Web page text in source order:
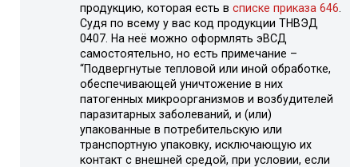
продукцию, которая есть в списке приказа 646
Судя по всему у вас код продукции ТНВЭД
0407. На неё можно оформлять эВСД
самостоятельно, но есть примечание –
“Подвергнутые тепловой или иной обработке,
обеспечивающей уничтожение в них
патогенных микроорганизмов и возбудителей
паразитарных заболеваний, и (или)
упакованные в потребительскую или
транспортную упаковку, исключающую их
контакт с внешней средой, при условии, если